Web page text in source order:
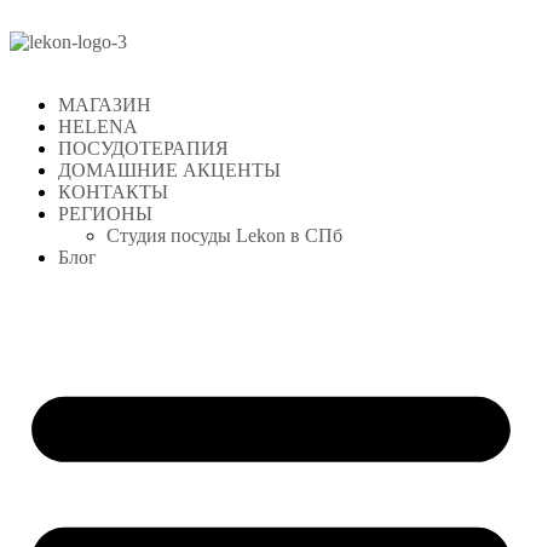
МАГАЗИН
HELENA
ПОСУДОТЕРАПИЯ
ДОМАШНИЕ АКЦЕНТЫ
КОНТАКТЫ
РЕГИОНЫ
Студия посуды Lekon в СПб
Блог